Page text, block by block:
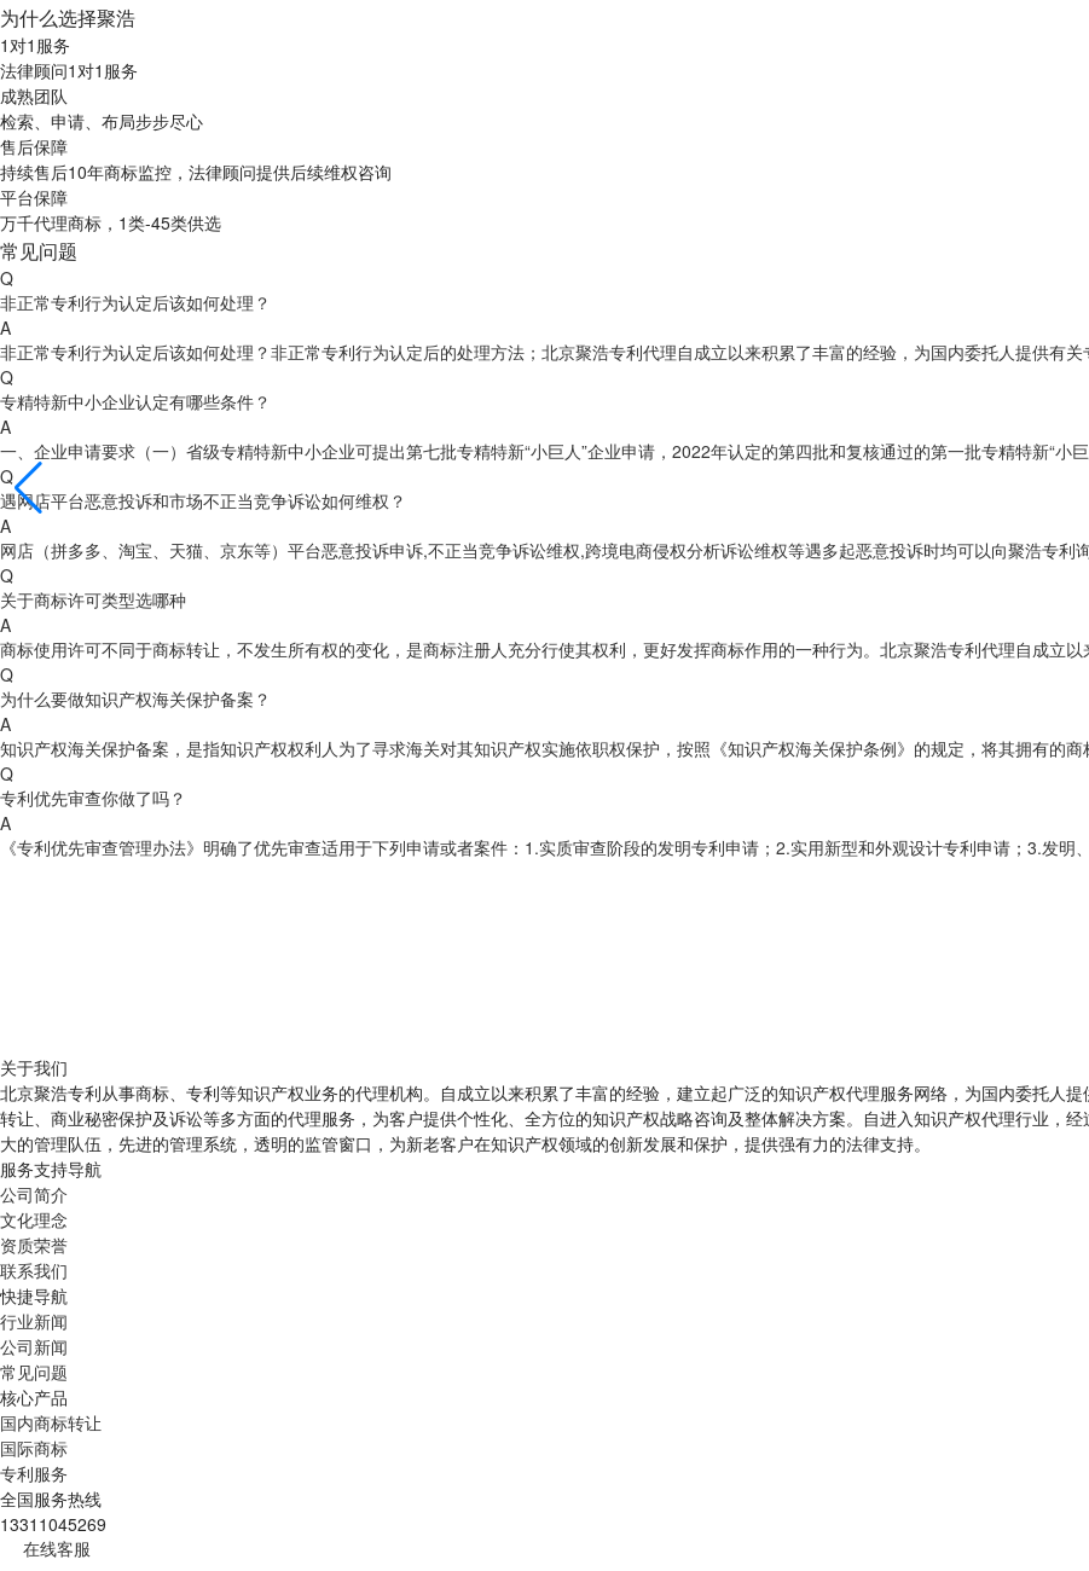
为什么选择聚浩
1对1服务
法律顾问1对1服务
成熟团队
检索、申请、布局步步尽心
售后保障
持续售后10年商标监控，法律顾问提供后续维权咨询
平台保障
万千代理商标，1类-45类供选
常见问题
Q
非正常专利行为认定后该如何处理？
A
非正常专利行为认定后该如何处理？非正常专利行为认定后的处理方法；北京聚浩专利代理自成立以来积累了丰富的经验，为国内委托人提供有
Q
专精特新中小企业认定有哪些条件？
A
一、企业申请要求（一）省级专精特新中小企业可提出第七批专精特新“小巨人”企业申请，2022年认定的第四批和复核通过的第一批专精特新“小
Q
遇网店平台恶意投诉和市场不正当竞争诉讼如何维权？
A
网店（拼多多、淘宝、天猫、京东等）平台恶意投诉申诉,不正当竞争诉讼维权,跨境电商侵权分析诉讼维权等遇多起恶意投诉时均可以向聚浩专利询
Q
关于商标许可类型选哪种
A
商标使用许可不同于商标转让，不发生所有权的变化，是商标注册人充分行使其权利，更好发挥商标作用的一种行为。北京聚浩专利代理自成立
Q
为什么要做知识产权海关保护备案？
A
知识产权海关保护备案，是指知识产权权利人为了寻求海关对其知识产权实施依职权保护，按照《知识产权海关保护条例》的规定，将其拥有的
Q
专利优先审查你做了吗？
A
《专利优先审查管理办法》明确了优先审查适用于下列申请或者案件：1.实质审查阶段的发明专利申请；2.实用新型和外观设计专利申请；3.发
关于我们
北京聚浩专利从事商标、专利等知识产权业务的代理机构。自成立以来积累了丰富的经验，建立起广泛的知识产权代理服务网络，为国内委托人
转让、商业秘密保护及诉讼等多方面的代理服务，为客户提供个性化、全方位的知识产权战略咨询及整体解决方案。自进入知识产权代理行业，
大的管理队伍，先进的管理系统，透明的监管窗口，为新老客户在知识产权领域的创新发展和保护，提供强有力的法律支持。
服务支持导航
公司简介
文化理念
资质荣誉
联系我们
快捷导航
行业新闻
公司新闻
常见问题
核心产品
国内商标转让
国际商标
专利服务
全国服务热线
13311045269
在线客服